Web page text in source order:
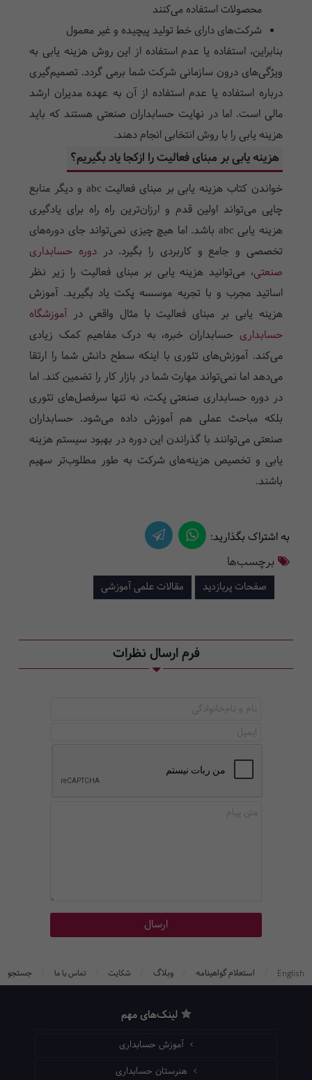
محصولات استفاده می‌کنند
شرکت‌های دارای خط تولید پیچیده و غیر معمول
بنابراین، استفاده یا عدم استفاده از این روش هزینه یابی به
ویژگی‌های درون سازمانی شرکت شما برمی گردد. تصمیم‌گیری
درباره استفاده یا عدم استفاده از آن به عهده مدیران ارشد
مالی است. اما در نهایت حسابداران صنعتی هستند که باید
هزینه یابی را با روش انتخابی انجام دهند.
هزینه یابی بر مبنای فعالیت را ازکجا یاد بگیریم؟
خواندن کتاب هزینه یابی بر مبنای فعالیت abc و دیگر منابع
چاپی می‌تواند اولین قدم و ارزان‌ترین راه راه برای یادگیری
هزینه یابی abc باشد. اما هیچ چیزی نمی‌تواند جای دوره‌های
تخصصی و جامع و کاربردی را بگیرد. در دوره حسابداری
صنعتی، می‌توانید هزینه یابی بر مبنای فعالیت را زیر نظر
اساتید مجرب و با تجربه موسسه پکت یاد بگیرید. آموزش
هزینه یابی بر مبنای فعالیت با مثال واقعی درآموزشگاه
حسابداری حسابداران خبره، به درک مفاهیم کمک زیادی
می‌کند. آموزش‌های تئوری با اینکه سطح دانش شما را ارتقا
می‌دهد اما نمی‌تواند مهارت شما در بازار کار را تضمین کند. اما
در دوره حسابداری صنعتی پکت، نه تنها سرفصل‌های تئوری
بلکه مباحث عملی هم آموزش داده می‌شود. حسابداران
صنعتی می‌توانند با گذراندن این دوره در بهبود سیستم هزینه
یابی و تخصیص هزینه‌های شرکت به طور مطلوب‌تر سهیم
باشند.
به اشتراک بگذارید:
برچسب‌ها
صفحات پربازدید مقالات علمی آموزشی
فرم ارسال نظرات
English استعلام گواهینامه وبلاگ شکایت تماس با ما جستجو
لینک‌های مهم
آموزش حسابداری
هنرستان حسابداری